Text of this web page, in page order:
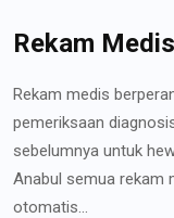
Rekam
Rekam medis
pemeriksaan
sebelumnya untuk
Anabul semua rekam
otomatis...